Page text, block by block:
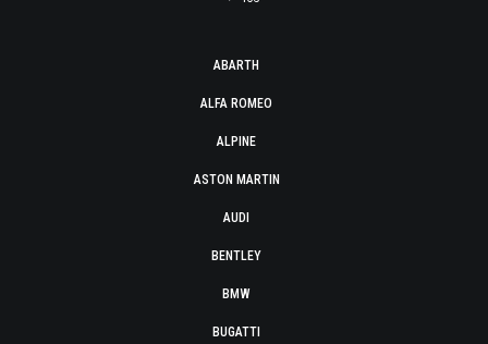
ABARTH
ALFA ROMEO
ALPINE
ASTON MARTIN
AUDI
BENTLEY
BMW
BUGATTI